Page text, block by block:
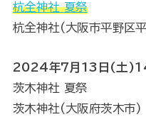
杭全神社 夏祭
杭全神社(大阪市平野区
2024年7月13日(土
茨木神社 夏祭
茨木神社(大阪府茨木市)